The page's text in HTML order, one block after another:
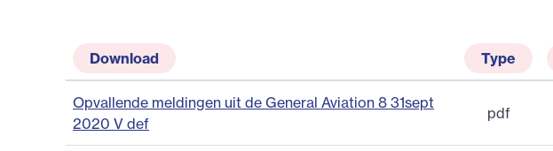
Download Type
Opvallende meldingen uit de General Aviation 8 31sept
2020 V def
pdf